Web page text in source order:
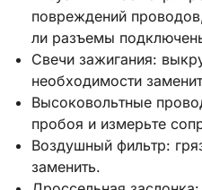
повреждений
ли разъемы
Свечи зажигания:
необходимости
Высоковольтные
пробоя и измерьте
Воздушный фильтр:
заменить.